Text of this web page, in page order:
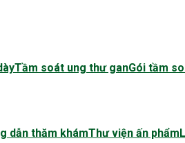
Tầm soát ung thư ganGói tầm
dẫn thăm khámThư viện ấn phẩm